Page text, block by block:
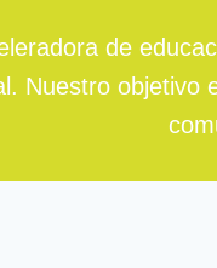
de
Nuestro